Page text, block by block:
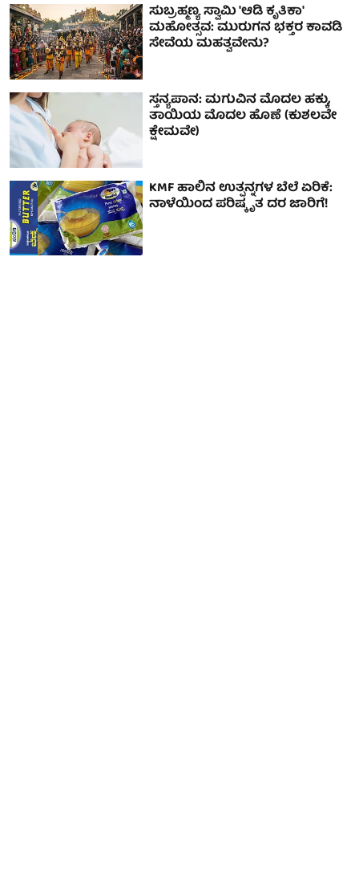
ಸುಬ್ರಹ್ಮಣ್ಯ ಸ್ವಾಮಿ 'ಆಡಿ ಕೃತಿಕಾ'
ಮಹೋತ್ಸವ: ಮುರುಗನ ಭಕ್ತರ ಕಾವಡಿ
ಸೇವೆಯ ಮಹತ್ವವೇನು?
ಸ್ತನ್ಯಪಾನ: ಮಗುವಿನ ಮೊದಲ ಹಕ್ಕು,
ತಾಯಿಯ ಮೊದಲ ಹೊಣೆ (ಕುಶಲವೇ
ಕ್ಷೇಮವೇ)
KMF ಹಾಲಿನ ಉತ್ಪನ್ನಗಳ ಬೆಲೆ ಏರಿಕೆ:
ನಾಳೆಯಿಂದ ಪರಿಷ್ಕೃತ ದರ ಜಾರಿಗೆ!